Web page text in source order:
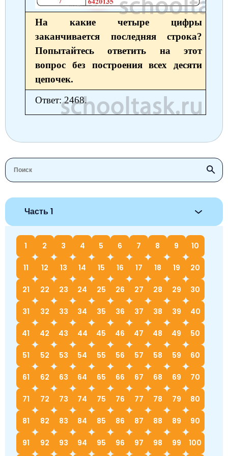
Немецкий язык
География
История
Биология
Технология
История
ОБЖ
Ha какие четыре цифры
заканчивается последняя строка?
Попытайтесь ответить на этот
вопрос без построения всех десяти
цепочек.
Ответ: 2468.
Часть 1
1 2 3 4 5 6 7 8 9 10
11 12 13 14 15 16 17 18 19 20
21 22 23 24 25 26 27 28 29 30
31 32 33 34 35 36 37 38 39 40
41 42 43 44 45 46 47 48 49 50
51 52 53 54 55 56 57 58 59 60
61 62 63 64 65 66 67 68 69 70
71 72 73 74 75 76 77 78 79 80
81 82 83 84 85 86 87 88 89 90
91 92 93 94 95 96 97 98 99 100